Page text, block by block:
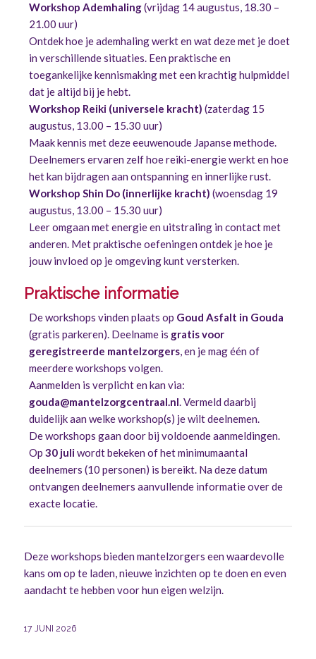
Workshop Ademhaling(vrijdag 14 augustus, 18.30 –
21.00 uur)
Ontdek hoe je ademhaling werkt en wat deze met je doet
in verschillende situaties. Een praktische en
toegankelijke kennismaking met een krachtig hulpmiddel
dat je altijd bij je hebt.
Workshop Reiki (universele kracht) (zaterdag 15
augustus, 13.00 – 15.30 uur)
Maak kennis met deze eeuwenoude Japanse methode.
Deelnemers ervaren zelf hoe reiki-energie werkt en hoe
het kan bijdragen aan ontspanning en innerlijke rust.
Workshop Shin Do (innerlijke kracht) (woensdag 19
augustus, 13.00 – 15.30 uur)
Leer omgaan met energie en uitstraling in contact met
anderen. Met praktische oefeningen ontdek je hoe je
jouw invloed op je omgeving kunt versterken.
Praktische informatie
De workshops vinden plaats op Goud Asfalt in Gouda
(gratis parkeren). Deelname is gratis voor
geregistreerde mantelzorgers, en je mag één of
meerdere workshops volgen.
Aanmelden is verplicht en kan via:
gouda@mantelzorgcentraal.nl. Vermeld daarbij
duidelijk aan welke workshop(s) je wilt deelnemen.
De workshops gaan door bij voldoende aanmeldingen.
Op 30 juliwordt bekeken of het minimumaantal
deelnemers (10 personen) is bereikt. Na deze datum
ontvangen deelnemers aanvullende informatie over de
exacte locatie.
Deze workshops bieden mantelzorgers een waardevolle
kans om op te laden, nieuwe inzichten op te doen en even
aandacht te hebben voor hun eigen welzijn.
17 JUNI 2026